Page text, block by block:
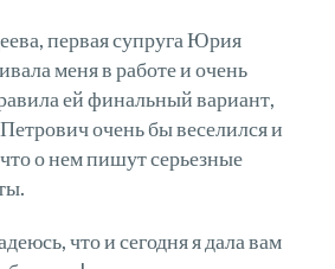
первая супруга Юрия
меня в работе и очень
ей финальный вариант,
очень бы веселился и
о нем пишут серьезные
что и сегодня я дала вам